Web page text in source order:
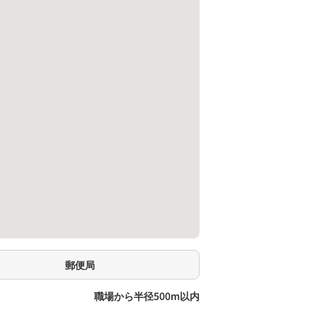
郵便局
職場から半径500m以内